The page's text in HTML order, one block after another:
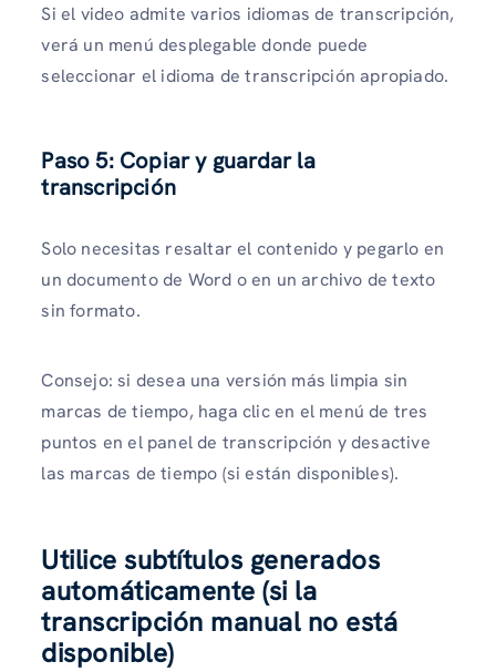
Si el video admite varios idiomas de transcripción,
verá un menú desplegable donde puede
seleccionar el idioma de transcripción apropiado.
Paso 5: Copiar y guardar la
transcripción
Solo necesitas resaltar el contenido y pegarlo en
un documento de Word o en un archivo de texto
sin formato.
Consejo: si desea una versión más limpia sin
marcas de tiempo, haga clic en el menú de tres
puntos en el panel de transcripción y desactive
las marcas de tiempo (si están disponibles).
Utilice subtítulos generados
automáticamente (si la
transcripción manual no está
disponible)